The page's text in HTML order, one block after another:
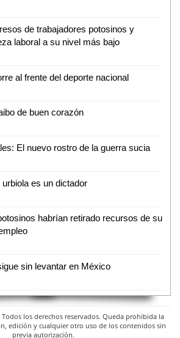
de trabajadores potosinos y
laboral a su nivel más bajo
al frente del deporte nacional
de buen corazón
El nuevo rostro de la guerra sucia
es un dictador
habrían retirado recursos de su
sin levantar en México
Todos los derechos reservados. Queda prohibida la
edición y cualquier otro uso de los contenidos sin
previa autorización.